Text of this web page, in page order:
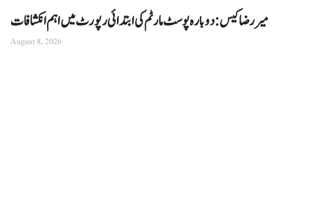
میر رضا کیس: دوبارہ پوسٹ مارٹم کی ابتدائی رپورٹ میں اہم انکشافات
August 8, 2026